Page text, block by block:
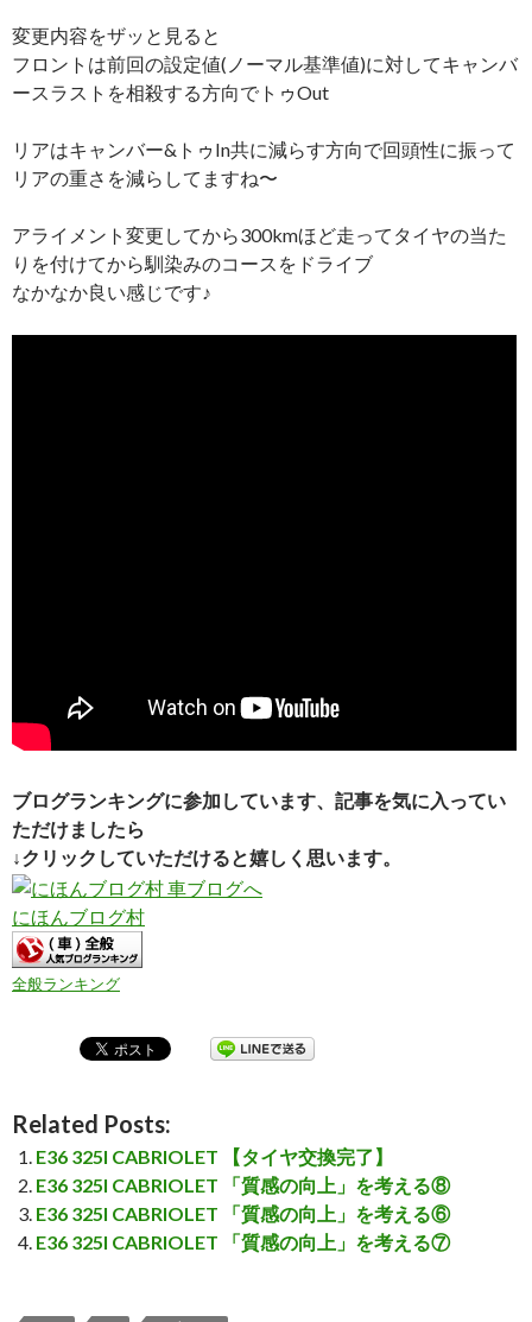
変更内容をザッと見ると
フロントは前回の設定値(ノーマル基準値)に対してキャンバ
ースラストを相殺する方向でトゥOut
リアはキャンバー&トゥIn共に減らす方向で回頭性に振って
リアの重さを減らしてますね〜
アライメント変更してから300kmほど走ってタイヤの当た
りを付けてから馴染みのコースをドライブ
なかなか良い感じです♪
ブログランキングに参加しています、記事を気に入ってい
ただけましたら
↓クリックしていただけると嬉しく思います。
にほんブログ村
全般ランキング
Related Posts:
E36 325I CABRIOLET 【タイヤ交換完了】
E36 325I CABRIOLET 「質感の向上」を考える⑧
E36 325I CABRIOLET 「質感の向上」を考える⑥
E36 325I CABRIOLET 「質感の向上」を考える⑦